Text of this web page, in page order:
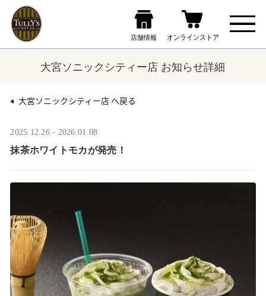
大宮ソニックシティー店 お知らせ詳細
大宮ソニックシティー店 へ戻る
2025.12.26 - 2026.01.08
抹茶ホワイトモカが発売！